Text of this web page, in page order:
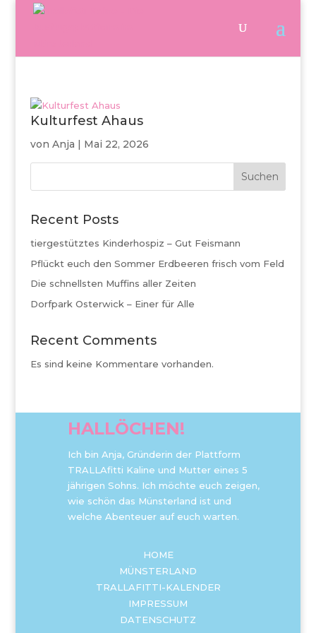
Kulturfest Ahaus
von Anja | Mai 22, 2026
Suchen
Recent Posts
tiergestütztes Kinderhospiz – Gut Feismann
Pflückt euch den Sommer Erdbeeren frisch vom Feld
Die schnellsten Muffins aller Zeiten
Dorfpark Osterwick – Einer für Alle
Recent Comments
Es sind keine Kommentare vorhanden.
HALLÖCHEN!
Ich bin Anja, Gründerin der Plattform
TRALLAfitti Kaline und Mutter eines 5
jährigen Sohns. Ich möchte euch zeigen,
wie schön das Münsterland ist und
welche Abenteuer auf euch warten.
HOME
MÜNSTERLAND
TRALLAFITTI-KALENDER
IMPRESSUM
DATENSCHUTZ